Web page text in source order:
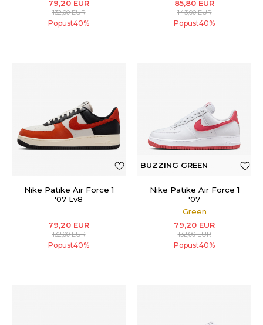
79,20 EUR
132,00EUR
Popust40%
85,80 EUR
143,00EUR
Popust40%
Nike Patike Air Force 1
'07 Lv8
79,20 EUR
132,00EUR
Popust40%
BUZZING GREEN
Nike Patike Air Force 1
'07
Green
79,20 EUR
132,00EUR
Popust40%